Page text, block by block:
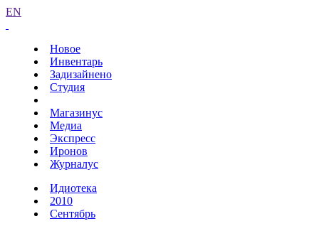
EN
Новое
Инвентарь
Задизайнено
Студия
Магазинус
Медиа
Экспресс
Иронов
Журналус
Идиотека
2010
Сентябрь